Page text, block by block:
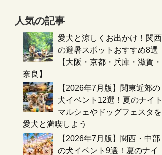
人気の記事
愛犬と涼しくお出かけ！関西
の避暑スポットおすすめ8選
【大阪・京都・兵庫・滋賀・
奈良】
【2026年7月版】関東近郊の
犬イベント12選！夏のナイト
マルシェやドッグフェスタを
愛犬と満喫しよう
【2026年7月版】関西・中部
の犬イベント9選！夏のナイ